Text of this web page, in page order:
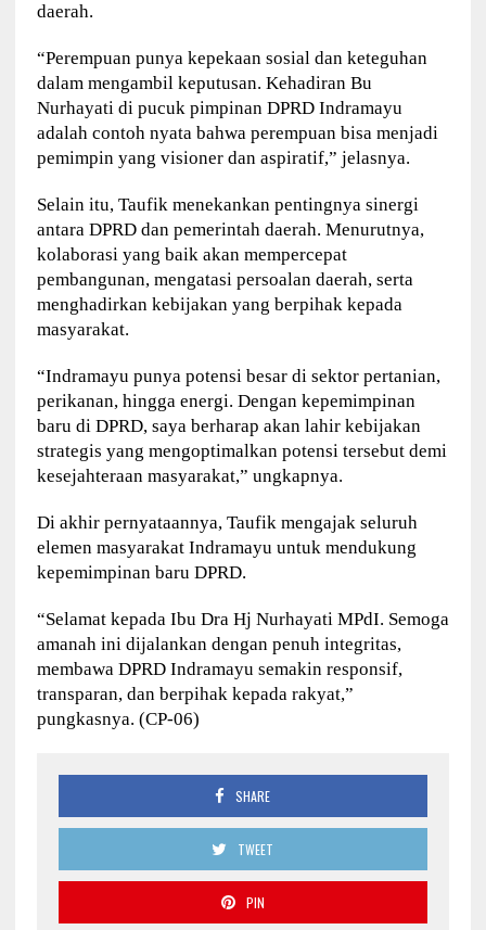
daerah.
“Perempuan punya kepekaan sosial dan keteguhan
dalam mengambil keputusan. Kehadiran Bu
Nurhayati di pucuk pimpinan DPRD Indramayu
adalah contoh nyata bahwa perempuan bisa menjadi
pemimpin yang visioner dan aspiratif,” jelasnya.
Selain itu, Taufik menekankan pentingnya sinergi
antara DPRD dan pemerintah daerah. Menurutnya,
kolaborasi yang baik akan mempercepat
pembangunan, mengatasi persoalan daerah, serta
menghadirkan kebijakan yang berpihak kepada
masyarakat.
“Indramayu punya potensi besar di sektor pertanian,
perikanan, hingga energi. Dengan kepemimpinan
baru di DPRD, saya berharap akan lahir kebijakan
strategis yang mengoptimalkan potensi tersebut demi
kesejahteraan masyarakat,” ungkapnya.
Di akhir pernyataannya, Taufik mengajak seluruh
elemen masyarakat Indramayu untuk mendukung
kepemimpinan baru DPRD.
“Selamat kepada Ibu Dra Hj Nurhayati MPdI. Semoga
amanah ini dijalankan dengan penuh integritas,
membawa DPRD Indramayu semakin responsif,
transparan, dan berpihak kepada rakyat,”
pungkasnya. (CP-06)
SHARE
TWEET
PIN